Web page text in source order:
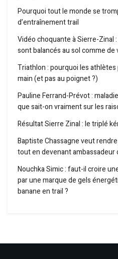
Pourquoi tout le monde se
d’entraînement trail
Vidéo choquante à Sierre-Zinal
sont balancés au sol comme
Triathlon : pourquoi les
main (et pas au poignet ?)
Pauline Ferrand-Prévot :
que sait-on vraiment sur les
Résultat Sierre Zinal : le triplé
Baptiste Chassagne veut
tout en devenant ambassadeur
Nouchka Simic : faut-il croire
par une marque de gels
banane en trail ?